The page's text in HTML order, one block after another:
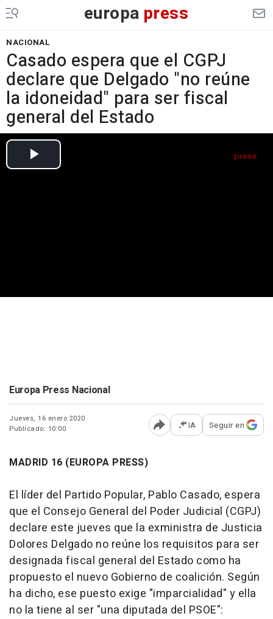
europa press
NACIONAL
Casado espera que el CGPJ
declare que Delgado "no reúne
la idoneidad" para ser fiscal
general del Estado
Europa Press Nacional
Jueves, 16 enero 2020
Publicado: 10:00
Abrir opciones para
IA Seguir en
MADRID 16 (EUROPA PRESS)
El líder del Partido Popular, Pablo Casado, espera
que el Consejo General del Poder Judicial (CGPJ)
declare este jueves que la exministra de Justicia
Dolores Delgado no reúne los requisitos para ser
designada fiscal general del Estado como ha
propuesto el nuevo Gobierno de coalición. Según
ha dicho, ese puesto exige "imparcialidad" y ella
no la tiene al ser "una diputada del PSOE":